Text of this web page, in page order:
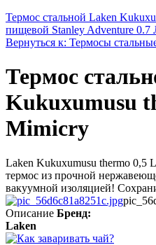
Термос стальной Laken
пищевой Stanley Adventure 0.7
Вернуться к: Термосы
Термос
Kukuxumusu
Mimicry
Laken Kukuxumusu thermo 0,5
термос из прочной
вакуумной изоляцией!
Описание Бренд:
Laken